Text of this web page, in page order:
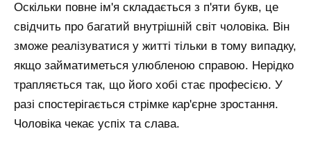
Оскільки повне ім'я складається з п'яти букв, це
свідчить про багатий внутрішній світ чоловіка. Він
зможе реалізуватися у житті тільки в тому випадку,
якщо займатиметься улюбленою справою. Нерідко
трапляється так, що його хобі стає професією. У
разі спостерігається стрімке кар'єрне зростання.
Чоловіка чекає успіх та слава.